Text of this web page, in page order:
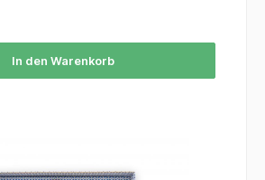
In den Warenkorb